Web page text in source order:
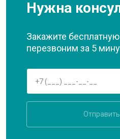
Нужна
Закажите
перезвоним за 5